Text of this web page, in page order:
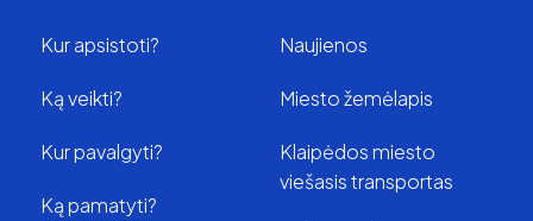
Kur apsistoti?
Ką veikti?
Kur pavalgyti?
Ką pamatyti?
Naujienos
Miesto žemėlapis
Klaipėdos miesto
viešasis transportas